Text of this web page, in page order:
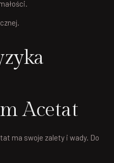
Acetat
ma swoje zalety i wady. Do